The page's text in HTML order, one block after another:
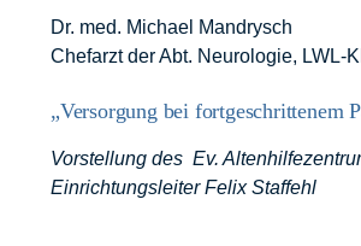
Dr. med. Michael Mandrysch
Chefarzt der Abt. Neurologie, LWL-
„Versorgung bei fortgeschrittenem
Vorstellung des Ev.
Einrichtungsleiter Felix Staffehl